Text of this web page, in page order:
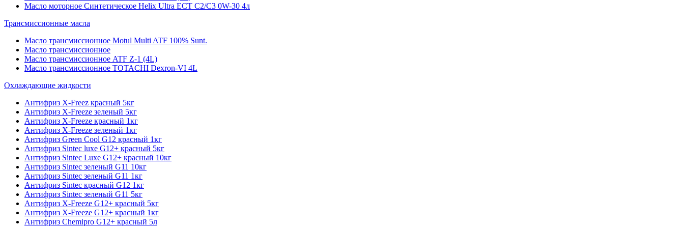
Масло моторное Синтетическое Helix Ultra ECT C2/C3 0W-30 4л
Трансмиссионные масла
Масло трансмиссионное Motul Multi ATF 100% Sunt.
Масло трансмиссионное
Масло трансмиссионное ATF Z-1 (4L)
Масло трансмиссионное TOTACHI Dexron-VI 4L
Охлаждающие жидкости
Антифриз X-Freez красный 5кг
Антифриз X-Freeze зеленый 5кг
Антифриз X-Freeze красный 1кг
Антифриз X-Freeze зеленый 1кг
Антифриз Green Cool G12 красный 1кг
Антифриз Sintec luxe G12+ красный 5кг
Антифриз Sintec Luxe G12+ красный 10кг
Антифриз Sintec зеленый G11 10кг
Антифриз Sintec зеленый G11 1кг
Антифриз Sintec красный G12 1кг
Антифриз Sintec зеленый G11 5кг
Антифриз X-Freeze G12+ красный 5кг
Антифриз X-Freeze G12+ красный 1кг
Антифриз Chemipro G12+ красный 5л